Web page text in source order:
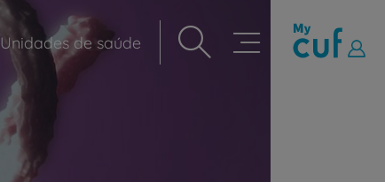
Navegação
Unidades de saúde